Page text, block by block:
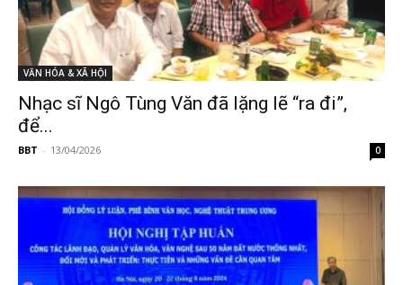
VĂN HÓA & XÃ HỘI
Nhạc sĩ Ngô Tùng Văn đã lặng lẽ “ra đi”,
để...
BBT - 13/04/2026 0